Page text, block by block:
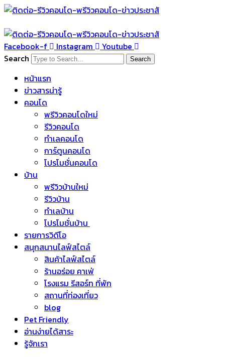
Skip
content
Facebook-f
Instagram
Youtube
Search
Search
หน้าแรก
ข่าวสารน่ารู้
คอนโด
พรีวิวคอนโดใหม่
รีวิวคอนโด
ทำเลคอนโด
การ์ตูนคอนโด
โปรโมชั่นคอนโด
บ้าน
พรีวิวบ้านใหม่
รีวิวบ้าน
ทำเลบ้าน
โปรโมชั่นบ้าน
รายการวิดีโอ
สนุกสนานไลฟ์สไตล์
สินค้าไลฟ์สไตล์
ร้านอร่อย คาเฟ่
โรงแรม รีสอร์ท ที่พัก
สถานที่ท่องเที่ยว
blog
Pet Friendly
อ่านง่ายได้สาระ
รู้จักเรา